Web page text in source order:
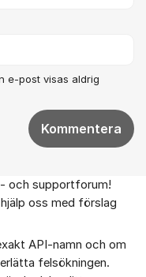
e-post visas aldrig
Kommentera
och supportforum!
oss med förslag
API-namn och om
felsökningen.